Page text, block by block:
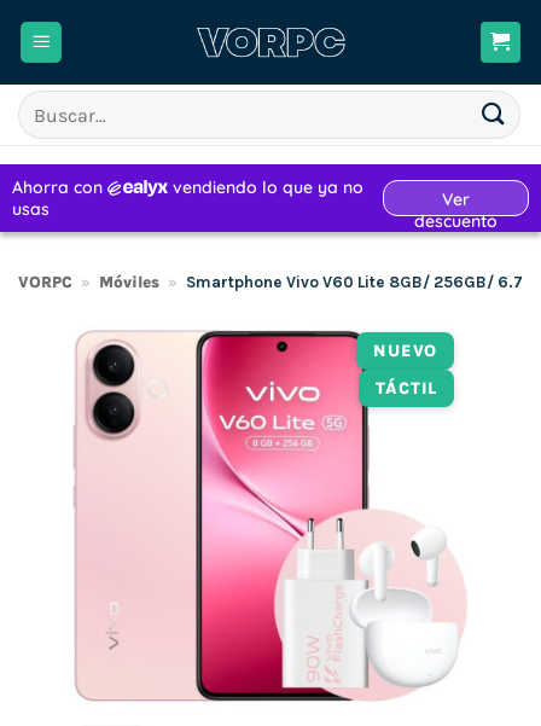
Buscar
por:
VORPC » Móviles » Smartphone Vivo V60 Lite 8GB/ 256GB/
NUEVO
TÁCTIL